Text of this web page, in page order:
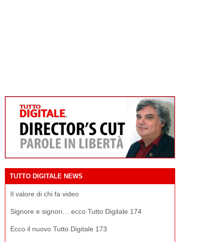
TUTTO DIGITALE NEWS
Il valore di chi fa video
Signore e signori… ecco Tutto Digitale 174
Ecco il nuovo Tutto Digitale 173